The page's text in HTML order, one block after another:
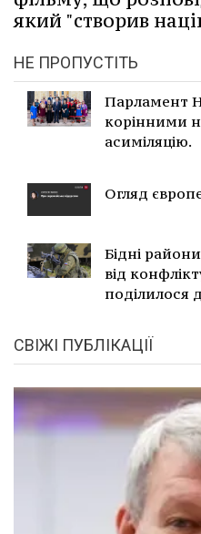
який "створив
НЕ ПРОПУСТІТЬ
Парламент
корінними
асиміляцію.
Огляд
Бідні
від
поділилося
СВІЖІ ПУБЛІКАЦІЇ